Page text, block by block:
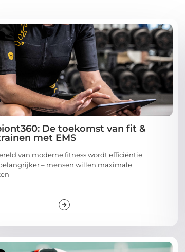
De toekomst van fit &
met EMS
van moderne fitness wordt efficiëntie
– mensen willen maximale